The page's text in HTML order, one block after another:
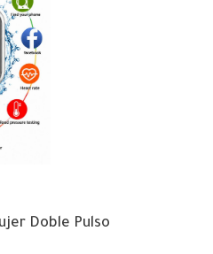
Doble Pulso